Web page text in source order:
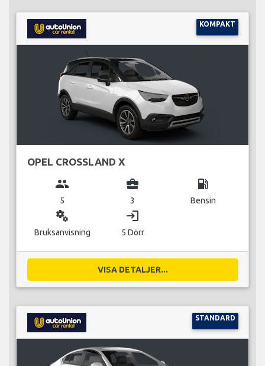
KOMPAKT
OPEL CROSSLAND X
group
5
business_center
3
local_gas_station
Bensin
miscellaneous_services
Bruksanvisning
login
5 Dörr
VISA DETALJER...
STANDARD